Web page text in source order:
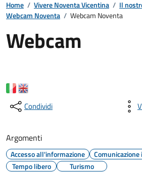
Home / Vivere Noventa Vicentina / Il
Webcam Noventa / Webcam Noventa
Webcam
Condividi
Argomenti
Accesso all'informazione
Tempo libero
Turismo